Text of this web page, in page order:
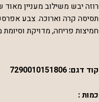
תסיסה קרה וארוכה. צבע
חמיצות פריחה, מדויקת
קוד דגם: 7290010151806
כמות :